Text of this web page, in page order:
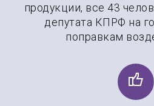
продукции, все 43
депутата КПРФ на
поправкам